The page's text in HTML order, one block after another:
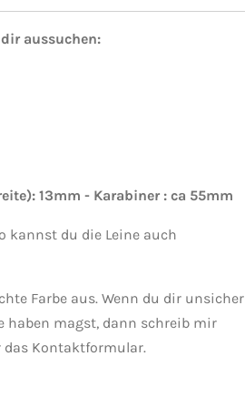
aussuchen:
13mm - Karabiner : ca 55mm
kannst du die Leine auch
Farbe aus. Wenn du dir unsicher
haben magst, dann schreib mir
das Kontaktformular.